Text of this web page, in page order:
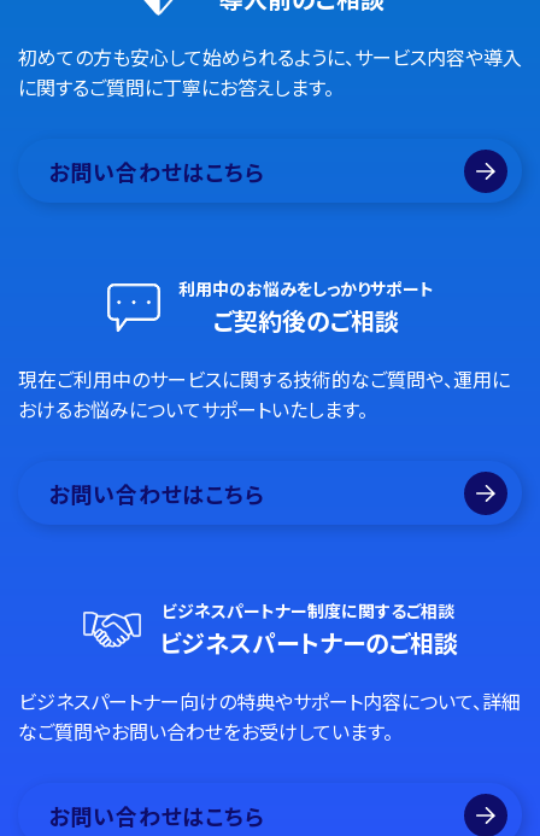
初めての方も安心して始められるように、サービス内容や導入
に関するご質問に丁寧にお答えします。
お問い合わせはこちら
利用中のお悩みをしっかりサポート
ご契約後のご相談
現在ご利用中のサービスに関する技術的なご質問や、運用に
おけるお悩みについてサポートいたします。
お問い合わせはこちら
ビジネスパートナー制度に関するご相談
ビジネスパートナーのご相談
ビジネスパートナー向けの特典やサポート内容について、詳細
なご質問やお問い合わせをお受けしています。
お問い合わせはこちら